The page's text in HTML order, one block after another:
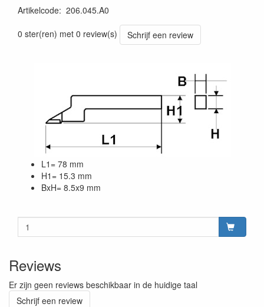
Artikelcode: 206.045.A0
0 ster(ren) met 0 review(s)
Schrijf een review
L1= 78 mm
H1= 15.3 mm
BxH= 8.5x9 mm
Reviews
Er zijn geen reviews beschikbaar in de huidige taal
Schrijf een review